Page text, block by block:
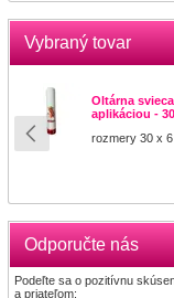
Vybraný tovar
Oltárna
aplikáciou -
rozmery 30 x
Odporučte nás
Podeľte sa o pozitívnu
a priateľom: